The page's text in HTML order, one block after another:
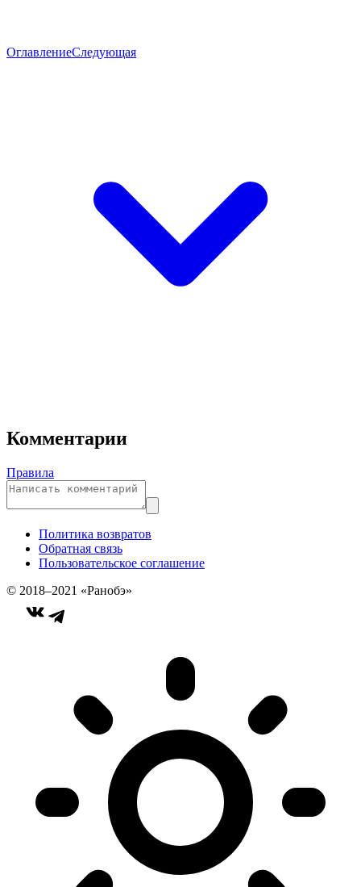
ОглавлениеСледующая
Комментарии
Правила
Политика возвратов
Обратная связь
Пользовательское соглашение
© 2018–2021 «Ранобэ»